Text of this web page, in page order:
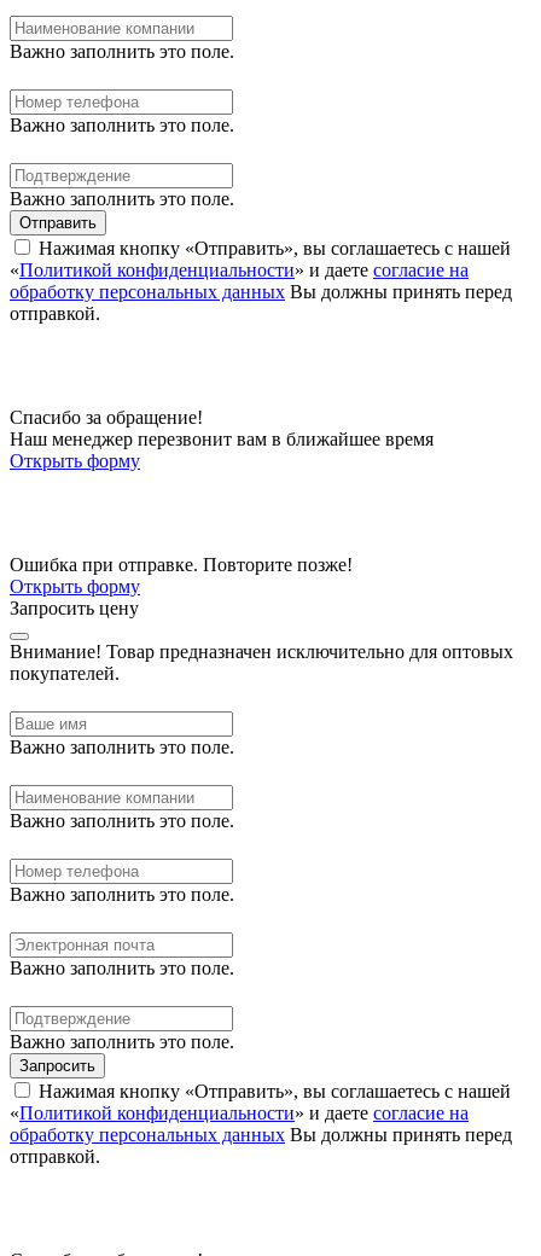
Важно заполнить это поле.
Важно заполнить это поле.
Важно заполнить это поле.
Отправить
Нажимая кнопку «Отправить», вы соглашаетесь с нашей
«Политикой конфиденциальности» и даете согласие на
обработку персональных данных Вы должны принять перед
отправкой.
Спасибо за обращение!
Наш менеджер перезвонит вам в ближайшее время
Открыть форму
Ошибка при отправке. Повторите позже!
Открыть форму
Запросить цену
Внимание! Товар предназначен исключительно для оптовых
покупателей.
Важно заполнить это поле.
Важно заполнить это поле.
Важно заполнить это поле.
Важно заполнить это поле.
Важно заполнить это поле.
Запросить
Нажимая кнопку «Отправить», вы соглашаетесь с нашей
«Политикой конфиденциальности» и даете согласие на
обработку персональных данных Вы должны принять перед
отправкой.